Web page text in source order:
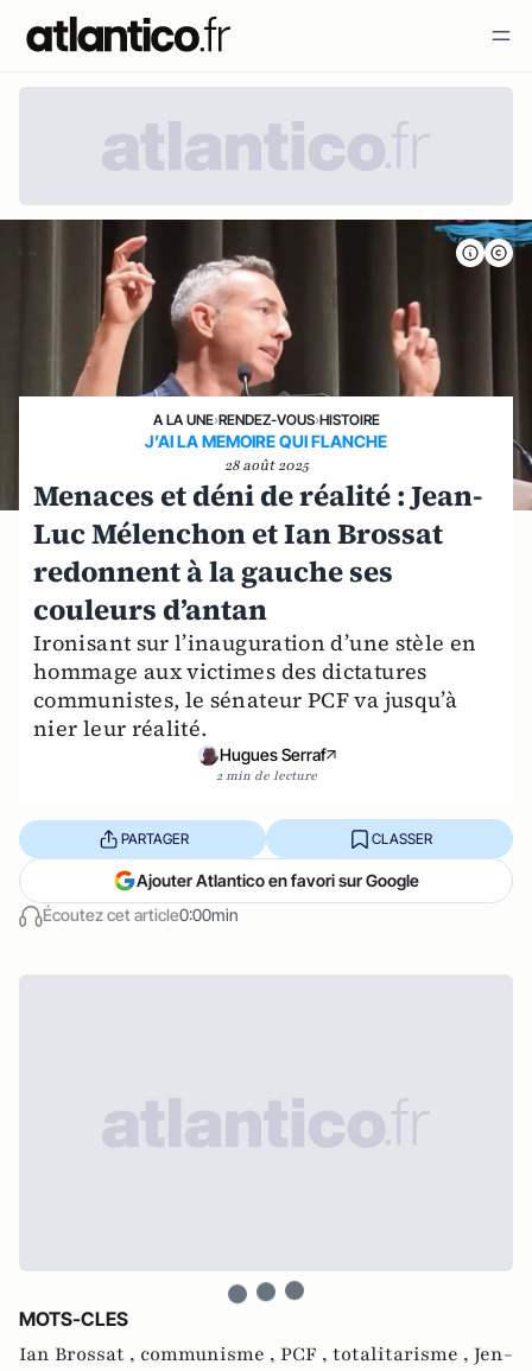
A LA UNE›RENDEZ-VOUS›HISTOIRE
J’AI LA MEMOIRE QUI FLANCHE
28 août 2025
Menaces et déni de réalité : Jean-
Luc Mélenchon et Ian Brossat
redonnent à la gauche ses
couleurs d’antan
Ironisant sur l’inauguration d’une stèle en
hommage aux victimes des dictatures
communistes, le sénateur PCF va jusqu’à
nier leur réalité.
Hugues Serraf
2 min de lecture
Écoutez cet article0:00min
PARTAGER CLASSER
Ajouter Atlantico en favori sur Google
MOTS-CLES
Ian Brossat , communisme , PCF , totalitarisme , Jen-